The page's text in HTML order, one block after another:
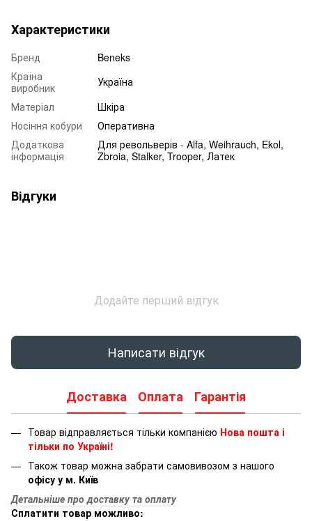
Характеристики
Бренд
Beneks
Країна
виробник
Україна
Матеріал
Шкіра
Носіння кобури
Оперативна
Додаткова
інформація
Для револьверів - Alfa, Weihrauch, Ekol,
Zbroia, Stalker, Trooper, Латек
Відгуки
Додайте перший відгук
Написати відгук
Доставка Оплата Гарантія
Товар відправляється тільки компанією Нова пошта і
тільки по Україні!
Також товар можна забрати самовивозом з нашого
офісу у м. Київ
Детальніше про доставку та оплату
Сплатити товар можливо: